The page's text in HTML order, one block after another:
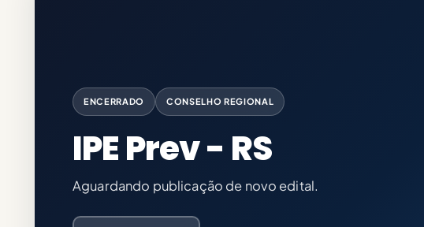
ENCERRADO CONSELHO REGIONAL
IPE Prev - RS
Aguardando publicação de novo edital.